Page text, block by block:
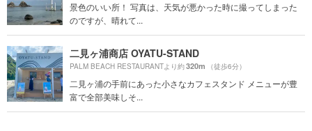
景色のいい所！ 写真は、天気が悪かった時に撮ってしまった
のですが、晴れて...
二見ヶ浦商店 OYATU-STAND
PALM BEACH RESTAURANTより約320m （徒歩6分）
二見ヶ浦の手前にあった小さなカフェスタンド メニューが豊
富で全部美味しそ...